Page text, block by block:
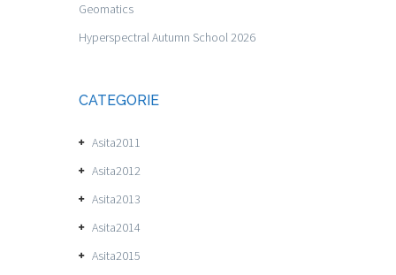
Geomatics
Hyperspectral Autumn School 2026
CATEGORIE
Asita2011
Asita2012
Asita2013
Asita2014
Asita2015